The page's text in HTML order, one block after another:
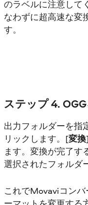
のラベルに注意して
なわずに超高速な変
す。
ステップ 4.
出力フォルダーを指
リックします。[変換
ます。変換が完了す
選択されたフォルダ
これでMovaviコン